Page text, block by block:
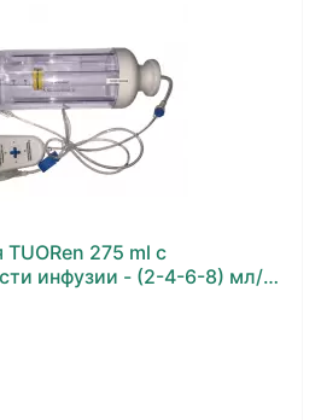
275 ml с
инфузии - (2-4-6-8) мл/